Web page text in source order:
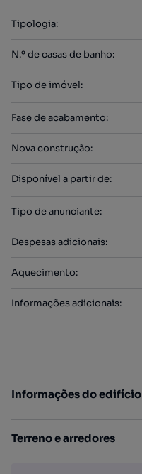
Tipologia:
N.º de casas de banho:
Tipo de imóvel:
Fase de acabamento:
Nova construção:
Disponível a partir de:
Tipo de anunciante:
Despesas adicionais:
Aquecimento:
Informações adicionais:
Informações do edifício
Terreno e arredores